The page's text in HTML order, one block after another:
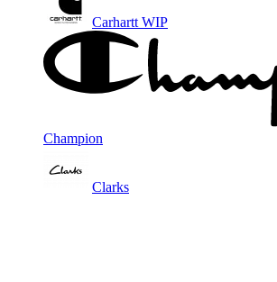
Carhartt WIP
Champion
Clarks